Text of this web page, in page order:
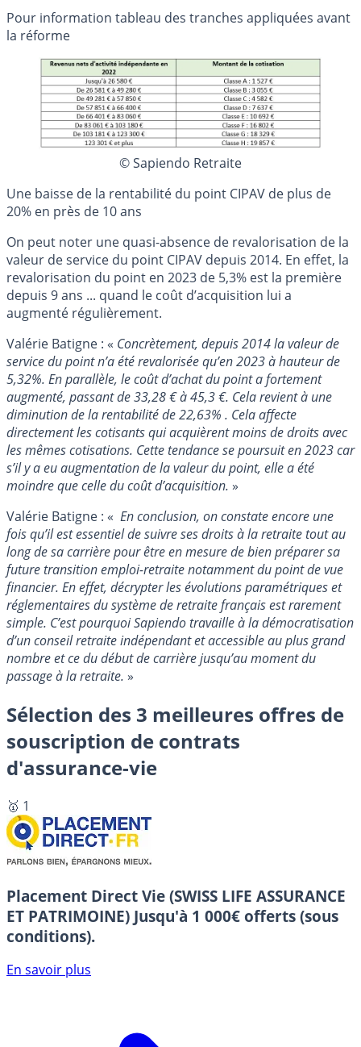
Pour information tableau des tranches appliquées avant
la réforme
© Sapiendo Retraite
Une baisse de la rentabilité du point CIPAV de plus de
20% en près de 10 ans
On peut noter une quasi-absence de revalorisation de la
valeur de service du point CIPAV depuis 2014. En effet, la
revalorisation du point en 2023 de 5,3% est la première
depuis 9 ans ... quand le coût d’acquisition lui a
augmenté régulièrement.
Valérie Batigne : « Concrètement, depuis 2014 la valeur de
service du point n’a été revalorisée qu’en 2023 à hauteur de
5,32%. En parallèle, le coût d’achat du point a fortement
augmenté, passant de 33,28 € à 45,3 €. Cela revient à une
diminution de la rentabilité de 22,63% . Cela affecte
directement les cotisants qui acquièrent moins de droits avec
les mêmes cotisations. Cette tendance se poursuit en 2023 car
s’il y a eu augmentation de la valeur du point, elle a été
moindre que celle du coût d’acquisition. »
Valérie Batigne : « En conclusion, on constate encore une
fois qu’il est essentiel de suivre ses droits à la retraite tout au
long de sa carrière pour être en mesure de bien préparer sa
future transition emploi-retraite notamment du point de vue
financier. En effet, décrypter les évolutions paramétriques et
réglementaires du système de retraite français est rarement
simple. C’est pourquoi Sapiendo travaille à la démocratisation
d’un conseil retraite indépendant et accessible au plus grand
nombre et ce du début de carrière jusqu’au moment du
passage à la retraite. »
Sélection des 3 meilleures offres de
souscription de contrats
d'assurance-vie
🥇 1
Placement Direct Vie (SWISS LIFE ASSURANCE
ET PATRIMOINE) Jusqu'à 1 000€ offerts (sous
conditions).
En savoir plus